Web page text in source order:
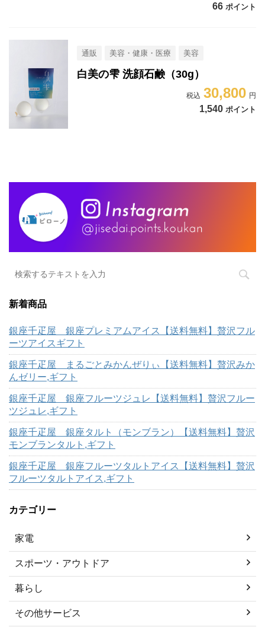
66 ポイント
通販 美容・健康・医療 美容
白美の雫 洗顔石鹸（30g）
30,800
1,540 ポイント
新着商品
銀座千疋屋 銀座プレミアムアイス【送料無料】贅沢フル
ーツアイスギフト
銀座千疋屋 まるごとみかんぜりぃ【送料無料】贅沢みか
んゼリー,ギフト
銀座千疋屋 銀座フルーツジュレ【送料無料】贅沢フルー
ツジュレ,ギフト
銀座千疋屋 銀座タルト（モンブラン）【送料無料】贅沢
モンブランタルト,ギフト
銀座千疋屋 銀座フルーツタルトアイス【送料無料】贅沢
フルーツタルトアイス,ギフト
カテゴリー
家電
スポーツ・アウトドア
暮らし
その他サービス